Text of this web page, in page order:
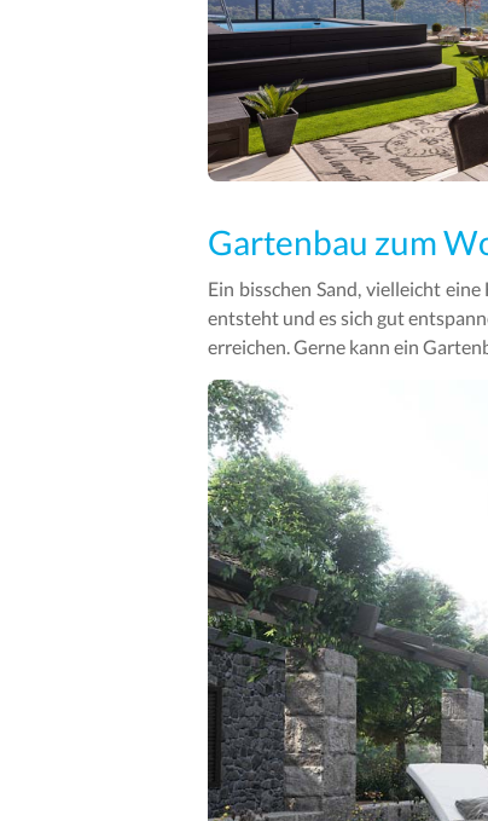
Gartenbau zum
Ein bisschen Sand, vielleicht
entsteht und es sich gut
erreichen. Gerne kann ein